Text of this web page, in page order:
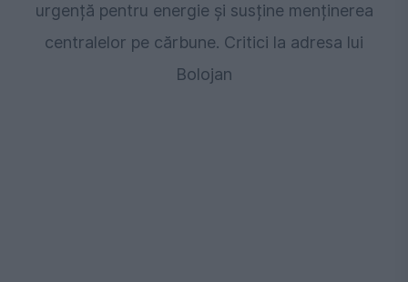
urgență pentru energie și susține menținerea
centralelor pe cărbune. Critici la adresa lui
Bolojan